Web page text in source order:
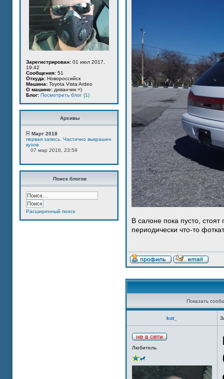
Зарегистрирован: 01 июл 2017,
19:42
Сообщения: 51
Откуда: Новороссийск
Машина: Toyota Vista Ardeo
О машине: диванчик =)
Блог: Посмотреть блог (1)
Архивы
Март 2018
первая запись. Частично выкрашен
кузов
07 мар 2018, 23:59
Поиск блогов
Расширенный поиск
В салоне пока пусто,
периодически что-то
Показать
kot_
Любитель